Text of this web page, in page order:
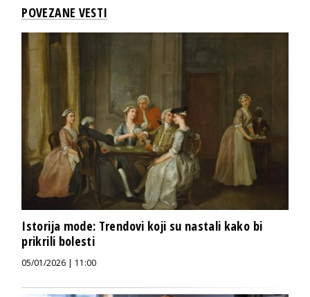
POVEZANE VESTI
Istorija mode: Trendovi koji su nastali kako bi
prikrili bolesti
05/01/2026 | 11:00